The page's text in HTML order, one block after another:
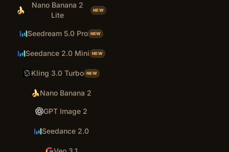
🍌
Nano Banana 2
Lite
NEW
Seedream 5.0 Pro NEW
Seedance 2.0 Mini NEW
Kling 3.0 Turbo NEW
🍌Nano Banana 2
GPT Image 2
Seedance 2.0